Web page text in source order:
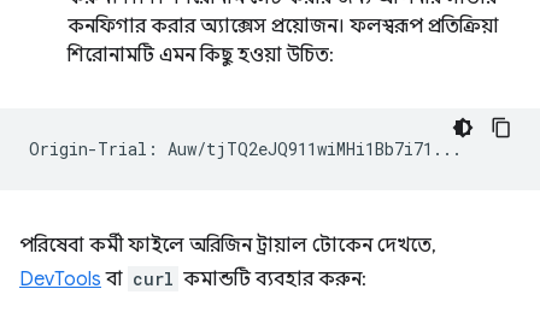
কনফিগার করার অ্যাক্সেস প্রয়োজন। ফলস্বরূপ প্রতিক্রিয়া
শিরোনামটি এমন কিছু হওয়া উচিত:
পরিষেবা কর্মী ফাইলে অরিজিন ট্রায়াল টোকেন দেখতে,
DevTools বা curl কমান্ডটি ব্যবহার করুন: